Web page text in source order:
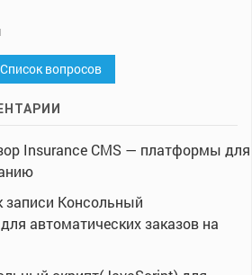
Список вопросов
Insurance CMS — платформы для
записи Консольный
автоматических заказов на